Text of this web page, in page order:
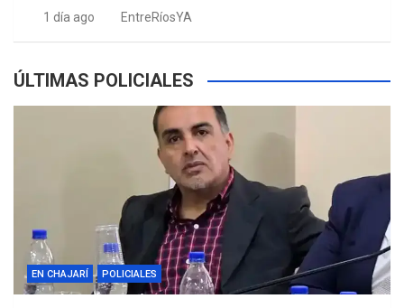
1 día ago EntreRíosYA
ÚLTIMAS POLICIALES
EN CHAJARÍ POLICIALES